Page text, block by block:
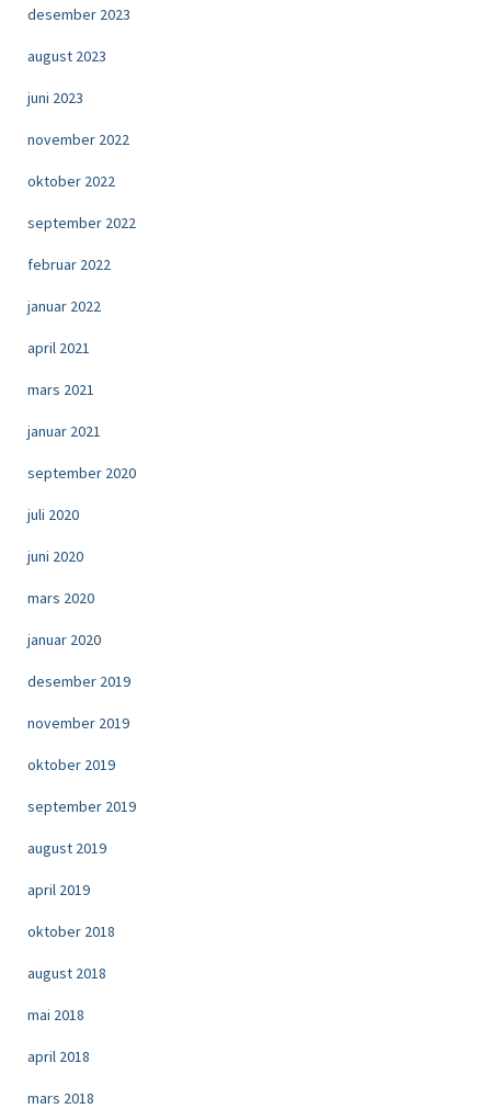
desember 2023
august 2023
juni 2023
november 2022
oktober 2022
september 2022
februar 2022
januar 2022
april 2021
mars 2021
januar 2021
september 2020
juli 2020
juni 2020
mars 2020
januar 2020
desember 2019
november 2019
oktober 2019
september 2019
august 2019
april 2019
oktober 2018
august 2018
mai 2018
april 2018
mars 2018